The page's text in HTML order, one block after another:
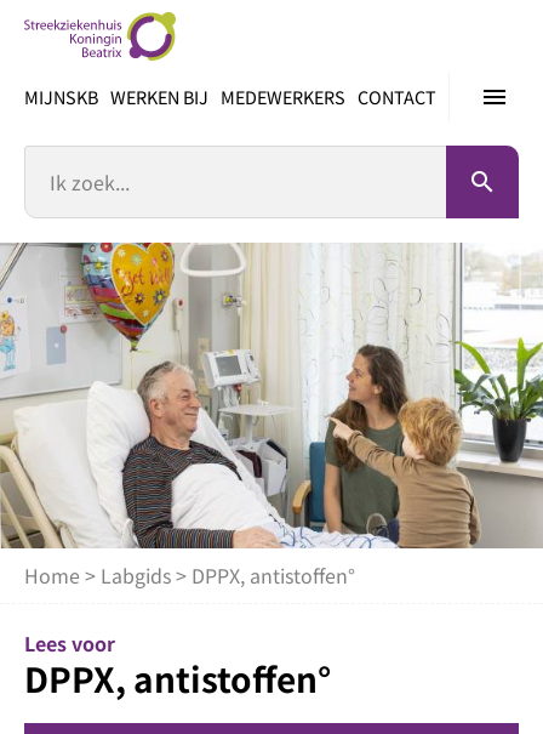
inhoud
menu
MIJNSKB WERKEN BIJ MEDEWERKERS CONTACT
search
Home > Labgids> DPPX, antistoffen°
Lees voor
DPPX, antistoffen°